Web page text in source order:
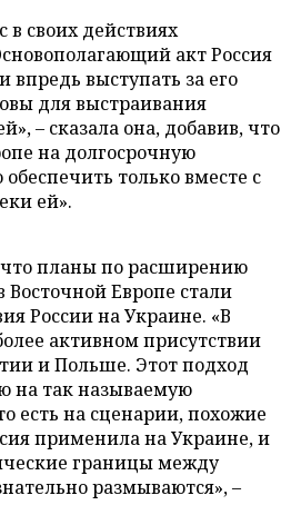
в своих действиях
акт Россия
выступать за его
для выстраивания
– сказала она, добавив, что
на долгосрочную
только вместе с
ей».
планы по расширению
Европе стали
России на Украине. «В
активном присутствии
и Польше. Этот подход
на так называемую
есть на сценарии, похожие
применила на Украине, и
границы между
размываются», –